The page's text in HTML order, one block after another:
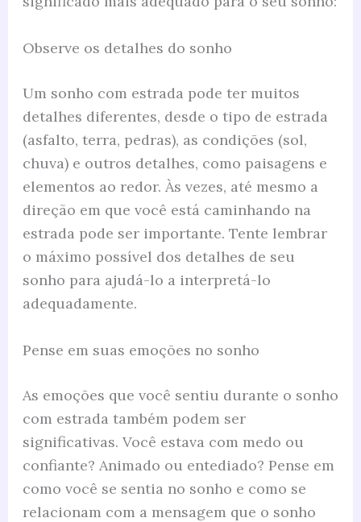
Observe os detalhes do sonho
Um sonho com estrada pode ter muitos
detalhes diferentes, desde o tipo de estrada
(asfalto, terra, pedras), as condições (sol,
chuva) e outros detalhes, como paisagens e
elementos ao redor. Às vezes, até mesmo a
direção em que você está caminhando na
estrada pode ser importante. Tente lembrar
o máximo possível dos detalhes de seu
sonho para ajudá-lo a interpretá-lo
adequadamente.
Pense em suas emoções no sonho
As emoções que você sentiu durante o sonho
com estrada também podem ser
significativas. Você estava com medo ou
confiante? Animado ou entediado? Pense em
como você se sentia no sonho e como se
relacionam com a mensagem que o sonho